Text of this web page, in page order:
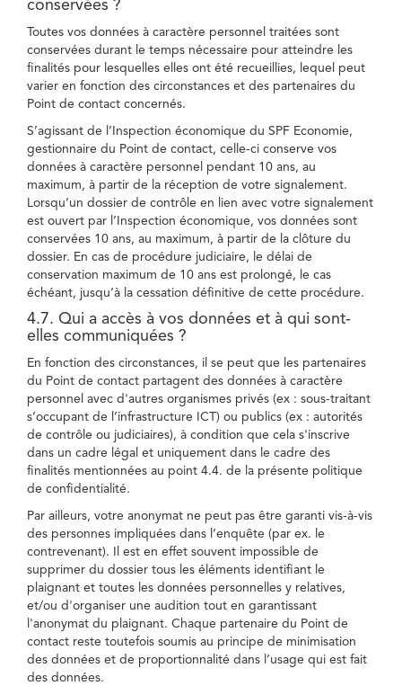
conservées ?
Toutes vos données à caractère personnel traitées sont
conservées durant le temps nécessaire pour atteindre les
finalités pour lesquelles elles ont été recueillies, lequel peut
varier en fonction des circonstances et des partenaires du
Point de contact concernés.
S’agissant de l’Inspection économique du SPF Economie,
gestionnaire du Point de contact, celle-ci conserve vos
données à caractère personnel pendant 10 ans, au
maximum, à partir de la réception de votre signalement.
Lorsqu’un dossier de contrôle en lien avec votre signalement
est ouvert par l’Inspection économique, vos données sont
conservées 10 ans, au maximum, à partir de la clôture du
dossier. En cas de procédure judiciaire, le délai de
conservation maximum de 10 ans est prolongé, le cas
échéant, jusqu’à la cessation définitive de cette procédure.
4.7. Qui a accès à vos données et à qui sont-
elles communiquées ?
En fonction des circonstances, il se peut que les partenaires
du Point de contact partagent des données à caractère
personnel avec d'autres organismes privés (ex : sous-traitant
s’occupant de l’infrastructure ICT) ou publics (ex : autorités
de contrôle ou judiciaires), à condition que cela s'inscrive
dans un cadre légal et uniquement dans le cadre des
finalités mentionnées au point 4.4. de la présente politique
de confidentialité.
Par ailleurs, votre anonymat ne peut pas être garanti vis-à-vis
des personnes impliquées dans l’enquête (par ex. le
contrevenant). Il est en effet souvent impossible de
supprimer du dossier tous les éléments identifiant le
plaignant et toutes les données personnelles y relatives,
et/ou d'organiser une audition tout en garantissant
l'anonymat du plaignant. Chaque partenaire du Point de
contact reste toutefois soumis au principe de minimisation
des données et de proportionnalité dans l’usage qui est fait
des données.